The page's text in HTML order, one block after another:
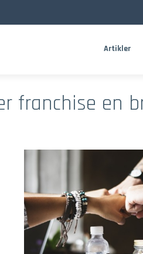
Artikler
franchise en